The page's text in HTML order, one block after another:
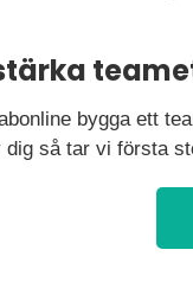
bygga ett
dig så tar vi första